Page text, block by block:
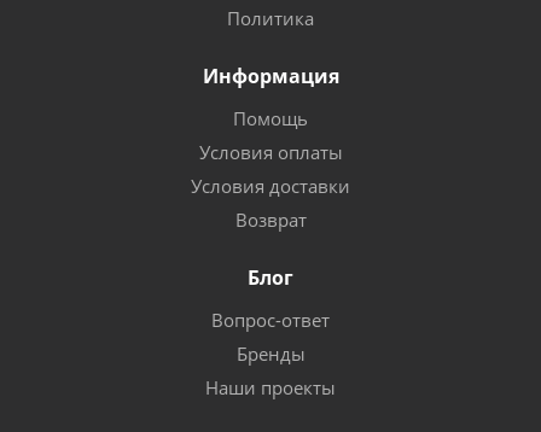
Политика
Информация
Помощь
Условия оплаты
Условия доставки
Возврат
Блог
Вопрос-ответ
Бренды
Наши проекты